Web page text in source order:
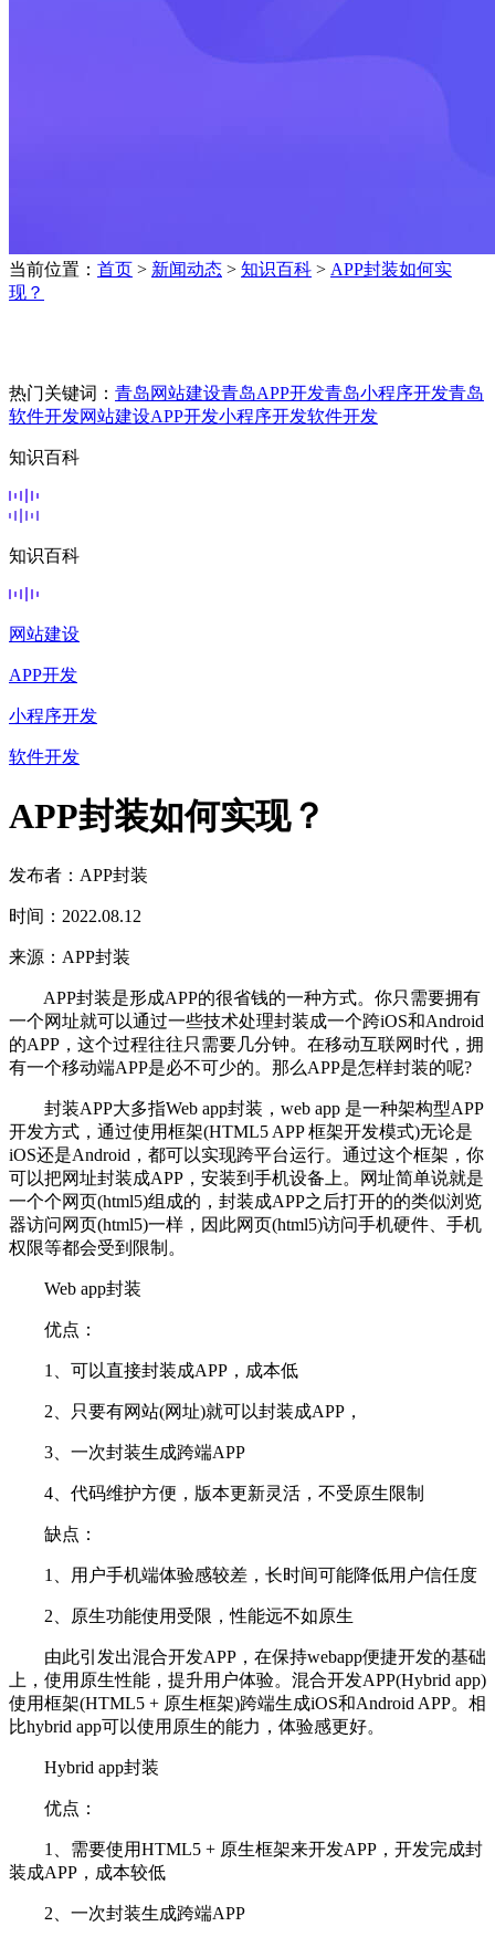
当前位置： 首页 > 新闻动态 > 知识百科 > APP封装如何实
现？
热门关键词： 青岛网站建设青岛APP开发青岛小程序开发青岛
软件开发网站建设APP开发小程序开发软件开发
知识百科
知识百科
网站建设
APP开发
小程序开发
软件开发
APP封装如何实现？
发布者：APP封装
时间：2022.08.12
来源：APP封装
APP封装是形成APP的很省钱的一种方式。你只需要拥有
一个网址就可以通过一些技术处理封装成一个跨iOS和Android
的APP，这个过程往往只需要几分钟。在移动互联网时代，拥
有一个移动端APP是必不可少的。那么APP是怎样封装的呢?
封装APP大多指Web app封装，web app 是一种架构型APP
开发方式，通过使用框架(HTML5 APP 框架开发模式)无论是
iOS还是Android，都可以实现跨平台运行。通过这个框架，你
可以把网址封装成APP，安装到手机设备上。网址简单说就是
一个个网页(html5)组成的，封装成APP之后打开的的类似浏览
器访问网页(html5)一样，因此网页(html5)访问手机硬件、手机
权限等都会受到限制。
Web app封装
优点：
1、可以直接封装成APP，成本低
2、只要有网站(网址)就可以封装成APP，
3、一次封装生成跨端APP
4、代码维护方便，版本更新灵活，不受原生限制
缺点：
1、用户手机端体验感较差，长时间可能降低用户信任度
2、原生功能使用受限，性能远不如原生
由此引发出混合开发APP，在保持webapp便捷开发的基础
上，使用原生性能，提升用户体验。混合开发APP(Hybrid app)
使用框架(HTML5 + 原生框架)跨端生成iOS和Android APP。相
比hybrid app可以使用原生的能力，体验感更好。
Hybrid app封装
优点：
1、需要使用HTML5 + 原生框架来开发APP，开发完成封
装成APP，成本较低
2、一次封装生成跨端APP